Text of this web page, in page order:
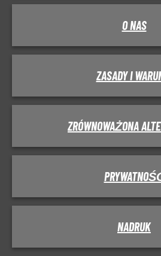
O NAS
ZASADY I
ZRÓWNOWAŻONA
NADRUK